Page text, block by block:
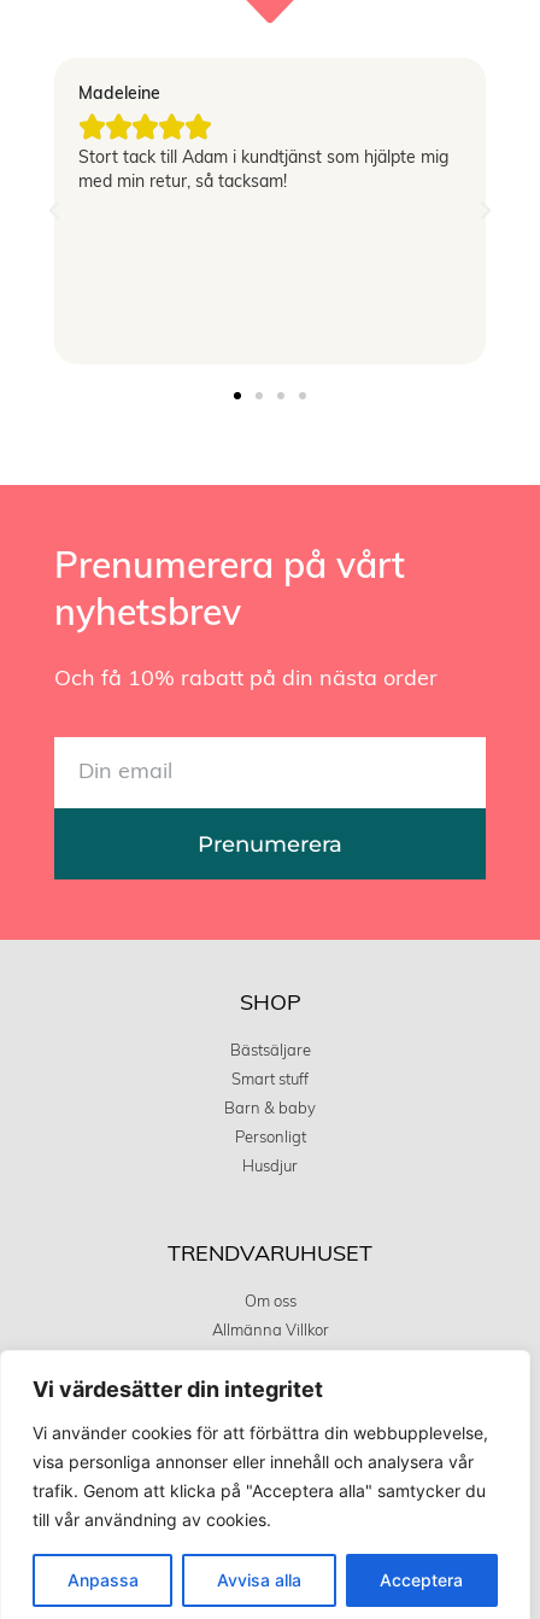
Vi värdesätter din integritet
Vi använder cookies för att förbättra din webbupplevelse,
visa personliga annonser eller innehåll och analysera vår
trafik. Genom att klicka på "Acceptera alla" samtycker du
till vår användning av cookies.
Anpassa Avvisa alla Acceptera
Madeleine

Stort tack till Adam i kundtjänst som hjälpte mig
med min retur, så tacksam!
Prenumerera på vårt
nyhetsbrev
Och få 10% rabatt på din nästa order
Prenumerera
SHOP
Bästsäljare
Smart stuff
Barn & baby
Personligt
Husdjur
TRENDVARUHUSET
Om oss
Allmänna Villkor
Kundservice
KÖPINFORMATION
Frakt och leverans
Retur